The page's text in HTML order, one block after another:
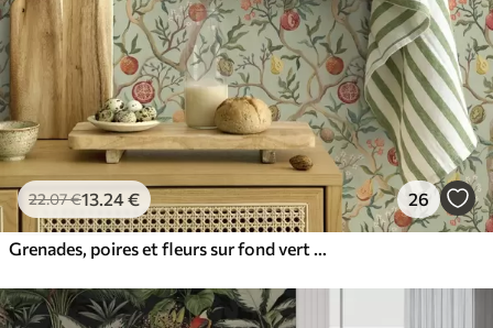
22.07€13.24€ 26
Grenades, poires et fleurs sur fond vert pâle